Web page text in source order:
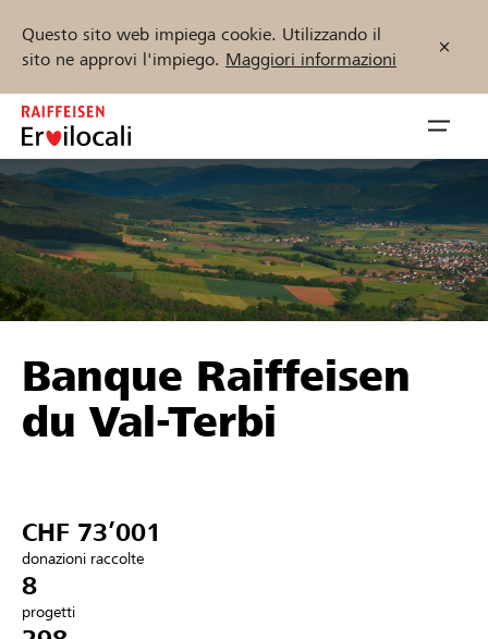
Questo sito web impiega cookie. Utilizzando il
sito ne approvi l'impiego. Maggiori informazioni
Zum
Inhalt
springen
öffnen
Sostenere
Aiuto & supporto
Collegarsi
Trova progetti e organizzazioni
Inizia ora
Banque Raiffeisen
du Val-Terbi
CHF 73’001
donazioni raccolte
8
progetti